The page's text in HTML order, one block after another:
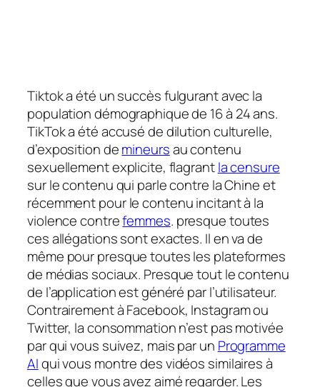
Tiktok a été un succès fulgurant avec la
population démographique de 16 à 24 ans.
TikTok a été accusé de dilution culturelle,
d’exposition demineursau contenu
sexuellement explicite, flagrantla censure
sur le contenu qui parle contre la Chine et
récemment pour le contenu incitant à la
violence contrefemmes. presque toutes
ces allégations sont exactes. Il en va de
même pour presque toutes les plateformes
de médias sociaux. Presque tout le contenu
de l’application est généré par l’utilisateur.
Contrairement à Facebook, Instagram ou
Twitter, la consommation n’est pas motivée
par qui vous suivez, mais par un Programme
AIqui vous montre des vidéos similaires à
celles que vous avez aimé regarder. Les